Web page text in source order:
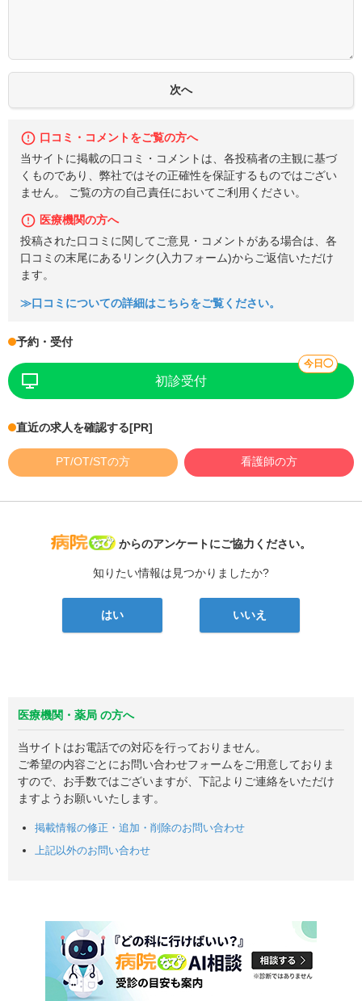
口コミ・コメントをご覧の方へ
当サイトに掲載の口コミ・コメントは、各投稿者の主観に基づ
くものであり、弊社ではその正確性を保証するものではござい
ません。 ご覧の方の自己責任においてご利用ください。
医療機関の方へ
投稿された口コミに関してご意見・コメントがある場合は、各
口コミの末尾にあるリンク(入力フォーム)からご返信いただけ
ます。
≫口コミについての詳細はこちらをご覧ください。
予約・受付
初診受付
今日◯
直近の求人を確認する[PR]
PT/OT/STの方 看護師の方
病院なび
からのアンケートにご協力ください。
知りたい情報は見つかりましたか?
はい いいえ
医療機関・薬局 の方へ
当サイトはお電話での対応を行っておりません。
ご希望の内容ごとにお問い合わせフォームをご用意しておりま
すので、お手数ではございますが、下記よりご連絡をいただけ
ますようお願いいたします。
掲載情報の修正・追加・削除のお問い合わせ
上記以外のお問い合わせ